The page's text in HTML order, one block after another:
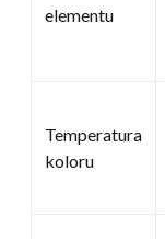
elementu
Temperatura
koloru